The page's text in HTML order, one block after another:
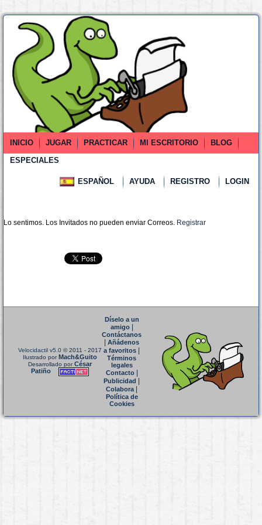
INICIO JUGAR PRACTICAR MI ESCRITORIO
BLOG
ESPECIALES
ESPAÑOL AYUDA REGISTRO LOGIN
Lo sentimos. Los Invitados no pueden enviar Correos. Registrar
Velocidactil v5.0 © 2011 - 2017
Ilustrado porMach&Guito
Desarrollado porCésar
Patiño
Díselo a un
amigo|
Contáctanos
Añádenos
a favoritos
Términos
legales
Contacto|
Publicidad
Colabora|
Política de
Cookies